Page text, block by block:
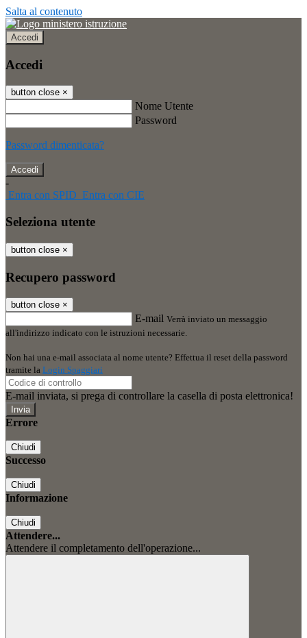
Salta al contenuto
Accedi
Accedi
button close ×
Nome Utente
Password
Password dimenticata?
-
Entra con SPID Entra con CIE
Seleziona utente
button close ×
Recupero password
button close ×
E-mail Verrà inviato un messaggio
all'indirizzo indicato con le istruzioni necessarie.
Non hai una e-mail associata al nome utente? Effettua il reset della password
tramite la Login Spaggiari
E-mail inviata, si prega di controllare la casella di posta elettronica!
Errore
Chiudi
Successo
Chiudi
Informazione
Chiudi
Attendere...
Attendere il completamento dell'operazione...